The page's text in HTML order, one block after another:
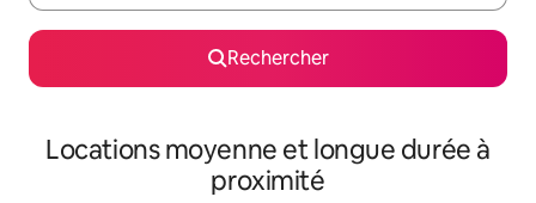
Rechercher
Locations moyenne et longue durée à
proximité